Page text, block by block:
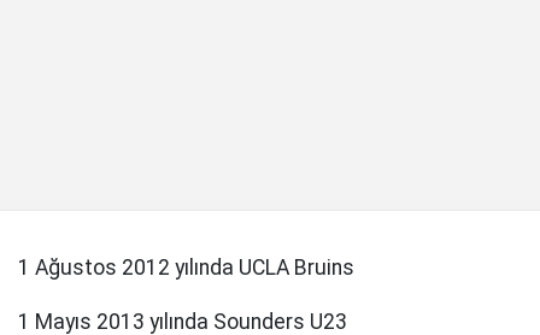
1 Ağustos 2012 yılında UCLA Bruins
1 Mayıs 2013 yılında Sounders U23